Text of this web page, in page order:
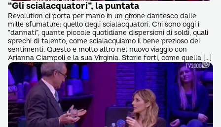
“Gli scialacquatori”, la puntata
Revolution ci porta per mano in un girone dantesco dalle
mille sfumature: quello degli scialacquatori. Chi sono oggi i
“dannati”, quante piccole quotidiane dispersioni di soldi, quali
sprechi di talento, come scialacquiamo il bene prezioso dei
sentimenti. Questo e molto altro nel nuovo viaggio con
Arianna Ciampoli e la sua Virginia. Storie forti, come quella […]